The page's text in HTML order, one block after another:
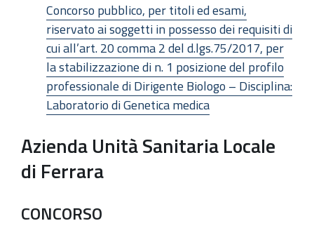
Concorso pubblico, per titoli ed esami,
riservato ai soggetti in possesso dei requisiti di
cui all’art. 20 comma 2 del d.lgs.75/2017, per
la stabilizzazione di n. 1 posizione del profilo
professionale di Dirigente Biologo – Disciplina:
Laboratorio di Genetica medica
Azienda Unità Sanitaria Locale
di Ferrara
CONCORSO